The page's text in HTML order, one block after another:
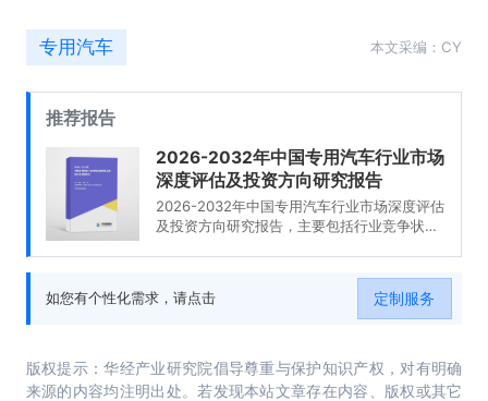
专用汽车 本文采编：CY
推荐报告
2026-2032年中国专用汽车行业市场
深度评估及投资方向研究报告
2026-2032年中国专用汽车行业市场深度评估
及投资方向研究报告，主要包括行业竞争状况
如您有个性化需求，请点击 定制服务
版权提示：华经产业研究院倡导尊重与保护知识产权，对有明确
来源的内容均注明出处。若发现本站文章存在内容、版权或其它